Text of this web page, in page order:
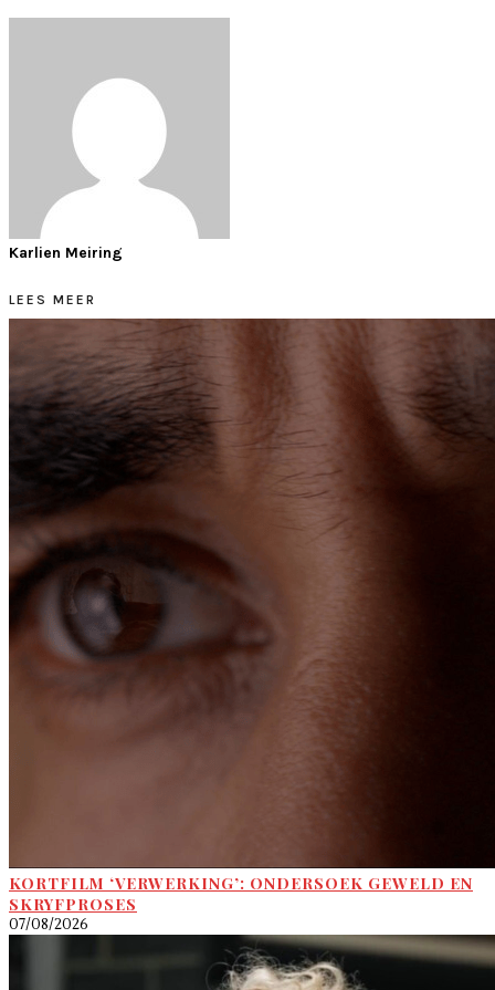
Karlien Meiring
LEES MEER
KORTFILM ‘VERWERKING’: ONDERSOEK GEWELD EN
SKRYFPROSES
07/08/2026